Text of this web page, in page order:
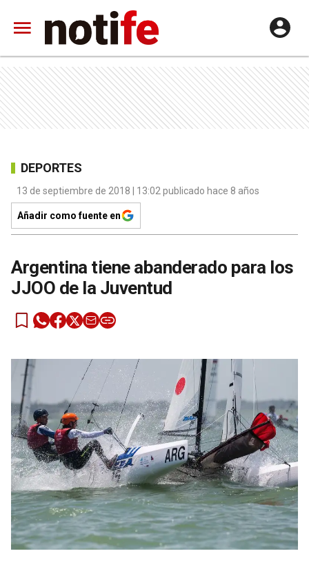
DEPORTES
13 de septiembre de 2018 | 13:02 publicado hace 8 años
Añadir como fuente en
Argentina tiene abanderado para los
JJOO de la Juventud